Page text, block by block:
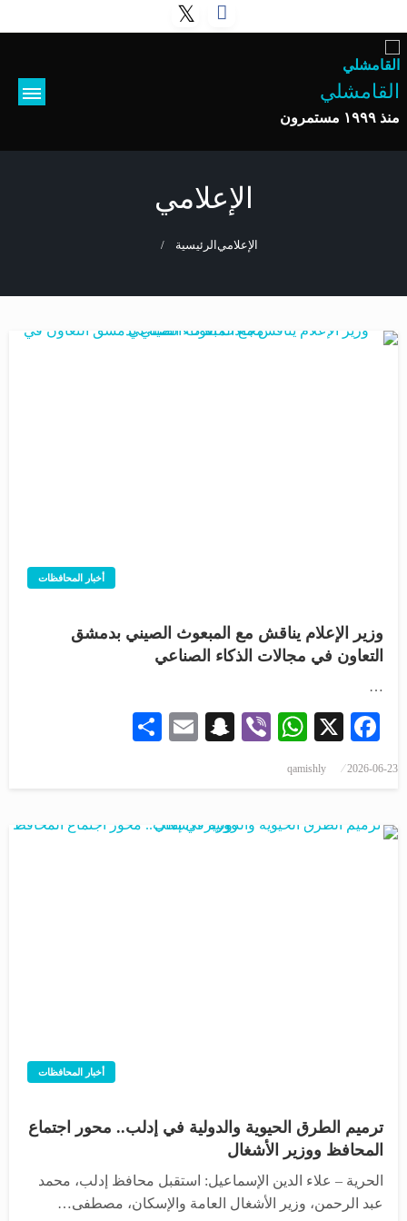
القامشلي
منذ ١٩٩٩ مستمرون
الإعلامي
الرئيسية الإعلامي
أخبار المحافظات
وزير الإعلام يناقش مع المبعوث الصيني بدمشق
التعاون في مجالات الذكاء الصناعي
…
Facebook
X
WhatsApp
Viber
Snapchat
Email
2026-06-23
qamishly
أخبار المحافظات
ترميم الطرق الحيوية والدولية في إدلب.. محور اجتماع
المحافظ ووزير الأشغال
الحرية – علاء الدين الإسماعيل: استقبل محافظ إدلب، محمد
عبد الرحمن، وزير الأشغال العامة والإسكان، مصطفى…